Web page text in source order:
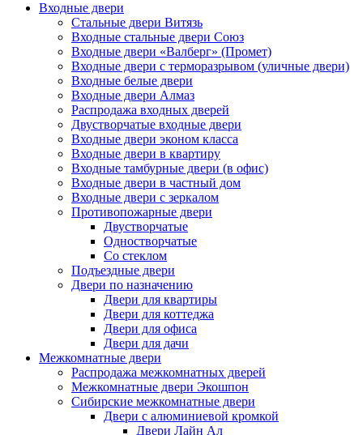
Входные двери
Стальные двери Витязь
Входные стальные двери Союз
Входные двери «Валберг» (Промет)
Входные двери с терморазрывом (уличные двери)
Входные белые двери
Входные двери Алмаз
Распродажа входных дверей
Двустворчатые входные двери
Входные двери эконом класса
Входные двери в квартиру
Входные тамбурные двери (в офис)
Входные двери в частный дом
Входные двери с зеркалом
Противопожарные двери
Двустворчатые
Одностворчатые
Со стеклом
Подъездные двери
Двери по назначению
Двери для квартиры
Двери для коттеджа
Двери для офиса
Двери для дачи
Межкомнатные двери
Распродажа межкомнатных дверей
Межкомнатные двери Экошпон
Сибирские межкомнатные двери
Двери с алюминиевой кромкой
Двери Лайн Ал